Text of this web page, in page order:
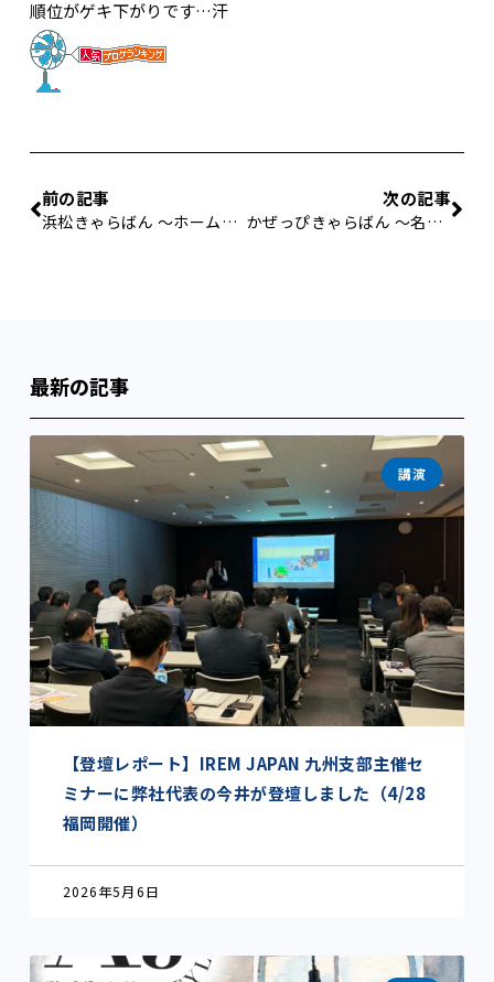
順位がゲキ下がりです…汗
前の記事
浜松きゃらばん 〜ホームへ〜
次の記事
かぜっぴきゃらばん 〜名古屋→姫路→岡山→東京〜
最新の記事
講演
【登壇レポート】IREM JAPAN 九州支部主催セ
ミナーに弊社代表の今井が登壇しました（4/28
福岡開催）
2026年5月6日